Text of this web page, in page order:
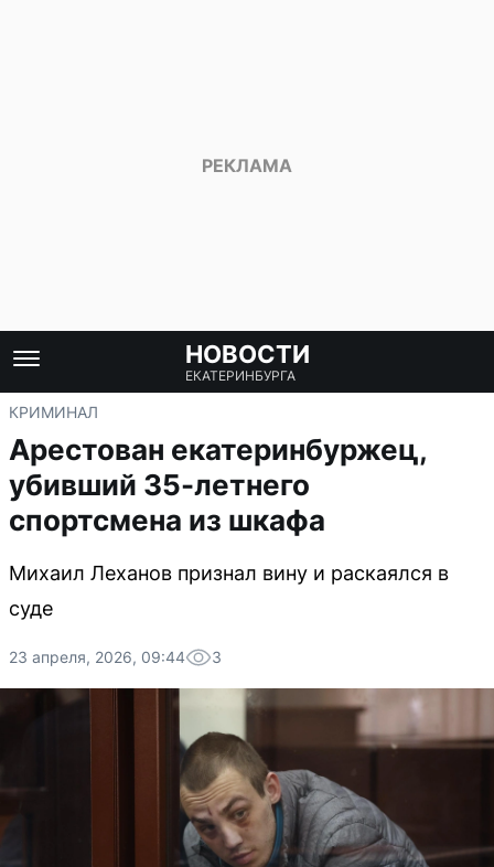
НОВОСТИ
ЕКАТЕРИНБУРГА
КРИМИНАЛ
Арестован екатеринбуржец,
убивший 35-летнего
спортсмена из шкафа
Михаил Леханов признал вину и раскаялся в
суде
23 апреля, 2026, 09:44 3